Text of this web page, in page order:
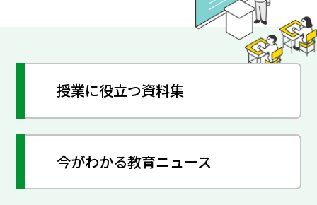
授業に役立つ資料集
今がわかる教育ニュース